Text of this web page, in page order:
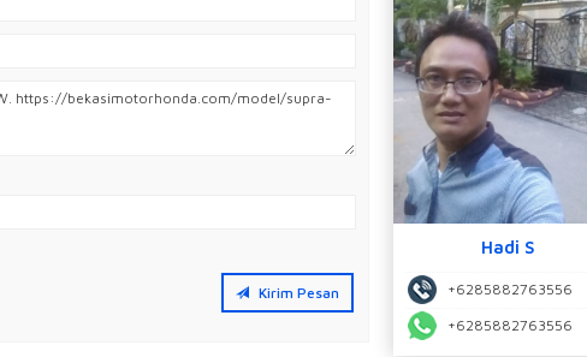
Kirim Pesan
Hadi S
+6285882763556
+6285882763556